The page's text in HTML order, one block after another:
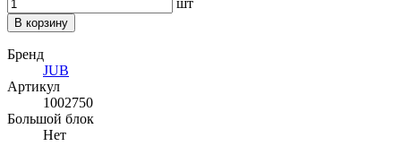
В корзину
Бренд
JUB
Артикул
1002750
Большой блок
Нет